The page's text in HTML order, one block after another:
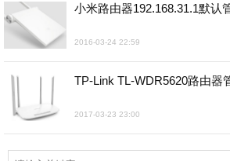
小米路由器192.168.31.1默认
2016-03-24 22:59
TP-Link TL-WDR5620路由器
2017-03-23 23:00